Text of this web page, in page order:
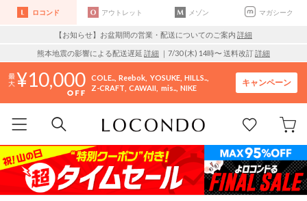
ロコンド アウトレット メゾン マガシーク
【お知らせ】お盆期間の営業・配送についてのご案内 詳細
熊本地震の影響による配送遅延 詳細 ｜7/30 (木) 14時〜 送料改訂詳細
10,000 COLE.. Reebok YOSUKE HILLS..
Z-CRAFT CAWAII mis.. NIKE
キャンペーン